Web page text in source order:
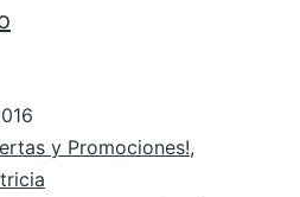
y Promociones!,